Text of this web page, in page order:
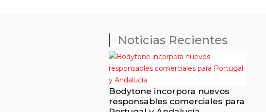
Noticias Recientes
Bodytone incorpora nuevos
responsables comerciales para